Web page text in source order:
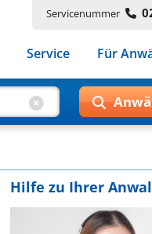
Servicenummer
Service Für
Hilfe zu Ihrer